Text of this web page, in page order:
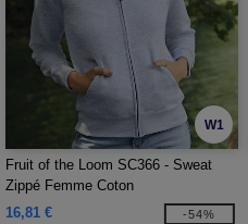
W1
Fruit of the Loom SC366 - Sweat
Zippé Femme Coton
16,81 €
-54%